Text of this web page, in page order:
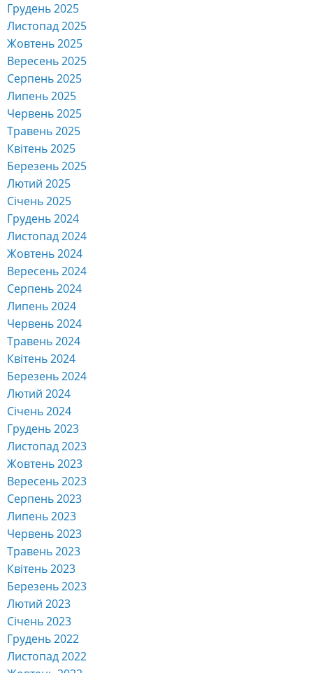
Грудень 2025
Листопад 2025
Жовтень 2025
Вересень 2025
Серпень 2025
Липень 2025
Червень 2025
Травень 2025
Квітень 2025
Березень 2025
Лютий 2025
Січень 2025
Грудень 2024
Листопад 2024
Жовтень 2024
Вересень 2024
Серпень 2024
Липень 2024
Червень 2024
Травень 2024
Квітень 2024
Березень 2024
Лютий 2024
Січень 2024
Грудень 2023
Листопад 2023
Жовтень 2023
Вересень 2023
Серпень 2023
Липень 2023
Червень 2023
Травень 2023
Квітень 2023
Березень 2023
Лютий 2023
Січень 2023
Грудень 2022
Листопад 2022